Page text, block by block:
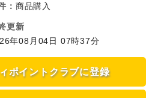
： 商品購入
更新
年08月04日 07時37分
ポイントクラブに登録